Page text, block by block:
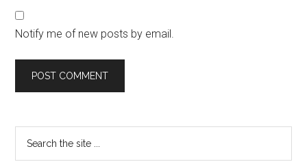
Notify me of new posts by email.